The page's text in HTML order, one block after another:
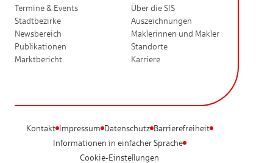
Termine & Events
Stadtbezirke
Newsbereich
Publikationen
Marktbericht
Über die SIS
Auszeichnungen
Maklerinnen und Makler
Standorte
Karriere
Kontakt Impressum Datenschutz Barrierefreiheit
Informationen in einfacher Sprache
Cookie-Einstellungen